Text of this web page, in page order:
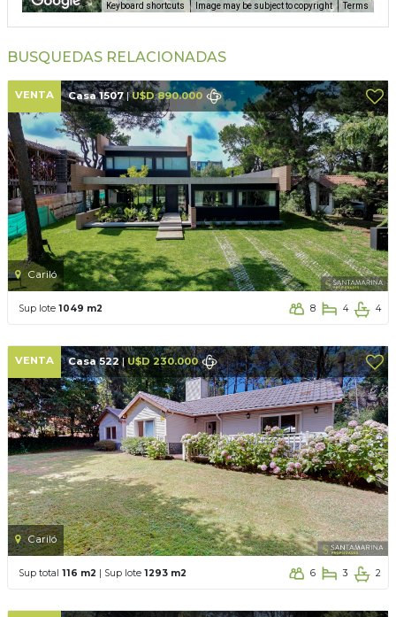
Keyboard shortcuts Image may be subject to copyright Terms
BUSQUEDAS RELACIONADAS
VENTA Casa 1507|U$D 890.000
Cariló
Sup lote 1049 m2 8 4 4
VENTA Casa 522|U$D 230.000
Cariló
Sup total 116 m2 | Sup lote 1293 m2 6 3 2